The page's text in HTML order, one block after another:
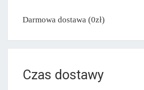
Darmowa dostawa (0zł)
Czas dostawy